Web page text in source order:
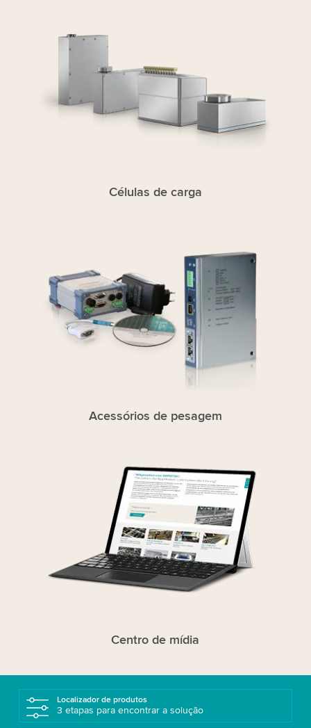
Células de carga
Acessórios de pesagem
Centro de mídia
Localizador de produtos
3 etapas para encontrar a solução